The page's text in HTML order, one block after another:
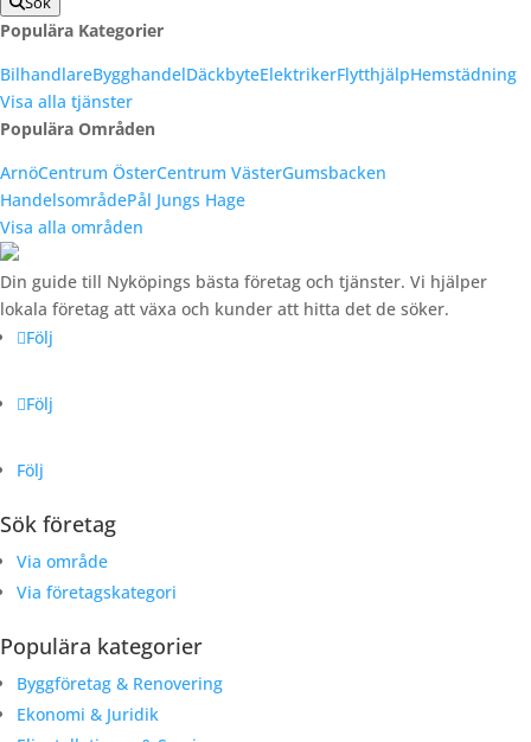
Populära Kategorier
BilhandlareBygghandelDäckbyteElektrikerFlytthjälpHemstädning
Visa alla tjänster
Populära Områden
ArnöCentrum ÖsterCentrum VästerGumsbacken
HandelsområdePål Jungs Hage
Visa alla områden
Din guide till Nyköpings bästa företag och tjänster. Vi hjälper
lokala företag att växa och kunder att hitta det de söker.
Följ
Följ
Följ
Sök företag
Via område
Via företagskategori
Populära kategorier
Byggföretag & Renovering
Ekonomi & Juridik